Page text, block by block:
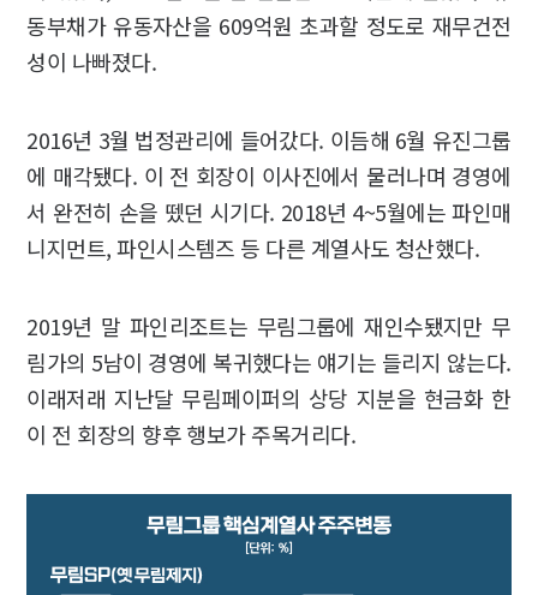
동부채가 유동자산을 609억원 초과할 정도로 재무건전
성이 나빠졌다.
2016년 3월 법정관리에 들어갔다. 이듬해 6월 유진그룹
에 매각됐다. 이 전 회장이 이사진에서 물러나며 경영에
서 완전히 손을 뗐던 시기다. 2018년 4~5월에는 파인매
니지먼트, 파인시스템즈 등 다른 계열사도 청산했다.
2019년 말 파인리조트는 무림그룹에 재인수됐지만 무
림가의 5남이 경영에 복귀했다는 얘기는 들리지 않는다.
이래저래 지난달 무림페이퍼의 상당 지분을 현금화 한
이 전 회장의 향후 행보가 주목거리다.